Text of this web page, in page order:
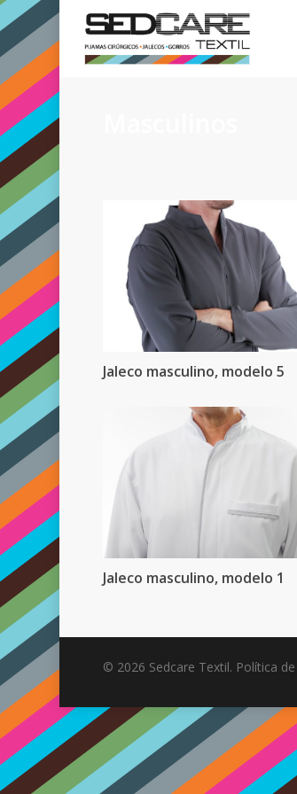
Skip
main
content
Jaleco masculino, modelo 5
Jaleco masculino, modelo 1
© 2026 Sedcare Textil. Política